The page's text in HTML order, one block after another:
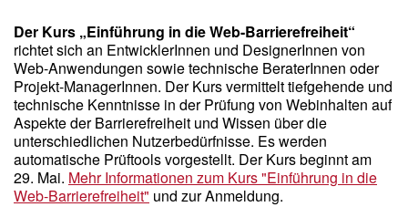
Der Kurs „Einführung in die Web-Barrierefreiheit“
richtet sich an EntwicklerInnen und DesignerInnen von
Web-Anwendungen sowie technische BeraterInnen oder
Projekt-ManagerInnen. Der Kurs vermittelt tiefgehende und
technische Kenntnisse in der Prüfung von Webinhalten auf
Aspekte der Barrierefreiheit und Wissen über die
unterschiedlichen Nutzerbedürfnisse. Es werden
automatische Prüftools vorgestellt. Der Kurs beginnt am
29. Mai. Mehr Informationen zum Kurs "Einführung in die
Web-Barrierefreiheit" und zur Anmeldung.